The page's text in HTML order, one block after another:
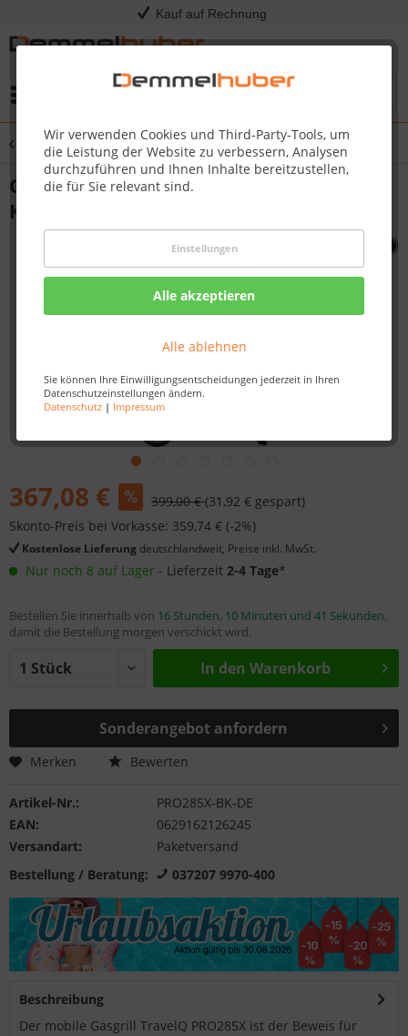
Kauf auf Rechnung
Wir verwenden Cookies und Third-Party-Tools, um
die Leistung der Website zu verbessern, Analysen
durchzuführen und Ihnen Inhalte bereitzustellen,
die für Sie relevant sind.
Einstellungen
Alle akzeptieren
Alle ablehnen
Sie können Ihre Einwilligungsentscheidungen jederzeit in Ihren
Datenschutzeinstellungen ändern.
Datenschutz| Impressum
Übersicht Travel Q
Gasgrill TRAVELQ™ PRO285X mit
Klappwagen, Schwarz
367,08 € 399,00 €(31,92 € gespart)
Skonto-Preis bei Vorkasse: 359,74 € (-2%)
Kostenlose Lieferung deutschlandweit, Preise inkl. MwSt.
Nur noch 8 auf Lager - Lieferzeit 2-4 Tage*
Bestellen Sie innerhalb von 16 Stunden, 10 Minuten und 41 Sekunden,
damit die Bestellung morgen verschickt wird.
In den Warenkorb
Sonderangebot anfordern
Merken Bewerten
Artikel-Nr.:
PRO285X-BK-DE
EAN:
0629162126245
Versandart:
Paketversand
Bestellung / Beratung:
037207 9970-400
Beschreibung
Der mobile Gasgrill TravelQ PRO285X ist der Beweis für